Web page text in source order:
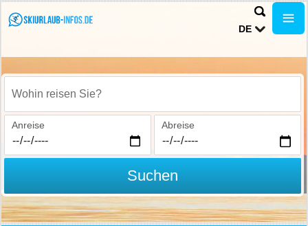
DE
Wohin reisen Sie?
Anreise Abreise
Suchen